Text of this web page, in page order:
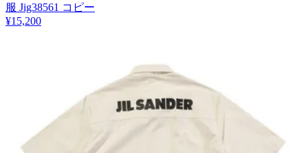
服 Jig38561 コピー
¥15,200